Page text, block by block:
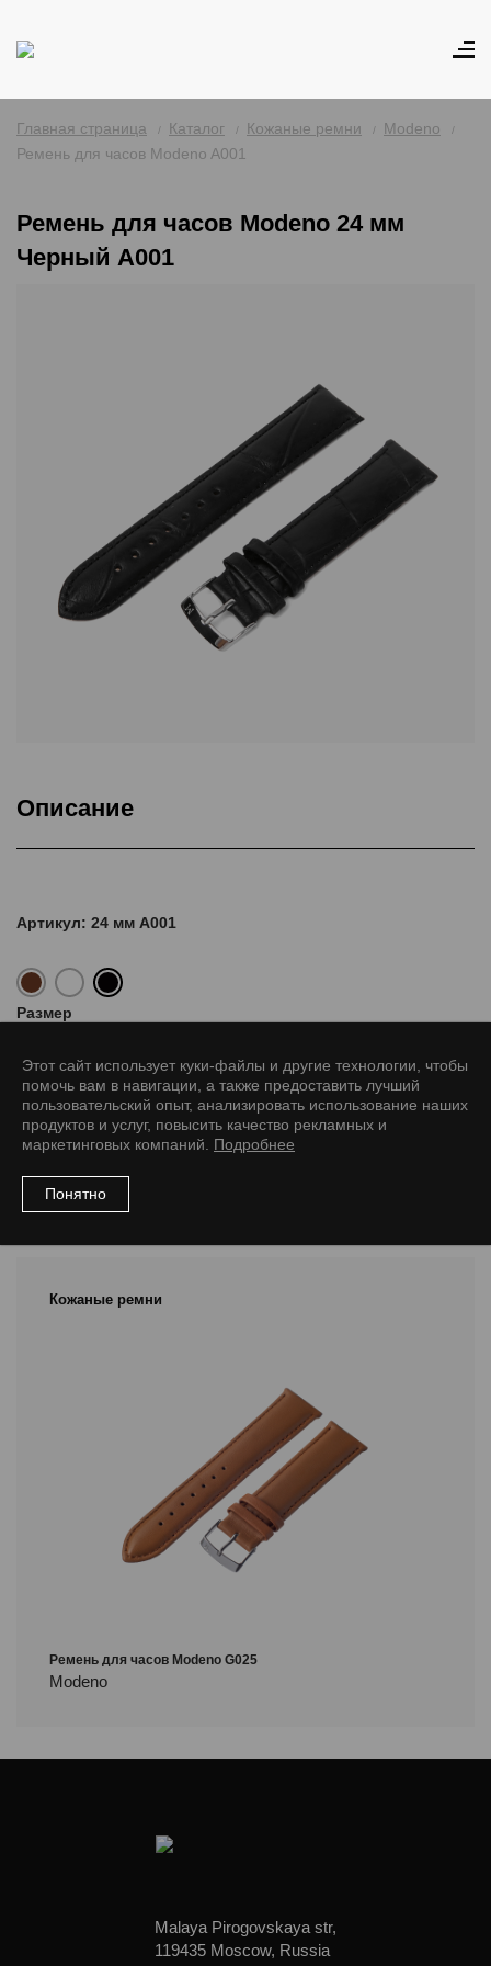
Главная страница Каталог Кожаные ремни
Modeno
Ремень для часов Modeno A001
Ремень для часов Modeno 24 мм
Черный A001
Описание
Артикул: 24 мм A001
Размер
22/20 L
24/22 L 26/24 L
Рекомендуемые товары
Кожаные ремни
Ремень для часов Modeno G025
Modeno
Этот сайт использует куки-файлы и другие технологии, чтобы
помочь вам в навигации, а также предоставить лучший
пользовательский опыт, анализировать использование наших
продуктов и услуг, повысить качество рекламных и
маркетинговых компаний. Подробнее
Понятно
Malaya Pirogovskaya str,
119435 Moscow, Russia